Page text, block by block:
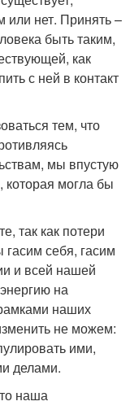
или нет. Принять –
быть таким,
как
с ней в контакт
тем, что
мы впустую
которая могла бы
так как потери
гасим себя, гасим
и всей нашей
на
наших
не можем:
ими,
делами.
наша